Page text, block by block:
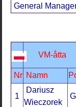
General
VM-åtta
Nr Namn
1
Dariusz
Wieczorek